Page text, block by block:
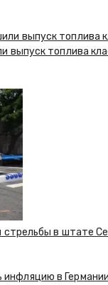
топлива
стрельбы в штате